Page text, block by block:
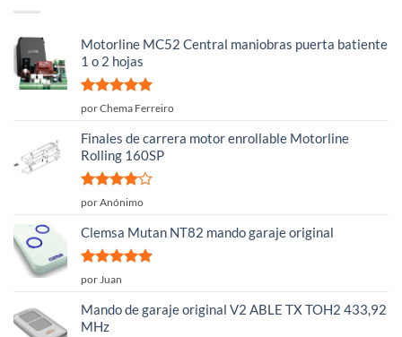
Motorline MC52 Central maniobras puerta batiente
1 o 2 hojas
Valorado
por Chema Ferreiro
Finales de carrera motor enrollable Motorline
Rolling 160SP
Valorado
5
por Anónimo
Clemsa Mutan NT82 mando garaje original
Valorado
por Juan
Mando de garaje original V2 ABLE TX TOH2 433,92
MHz